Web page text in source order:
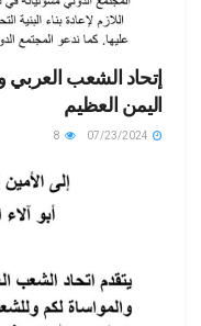
إتحاد الشعب
اليمن العظيم